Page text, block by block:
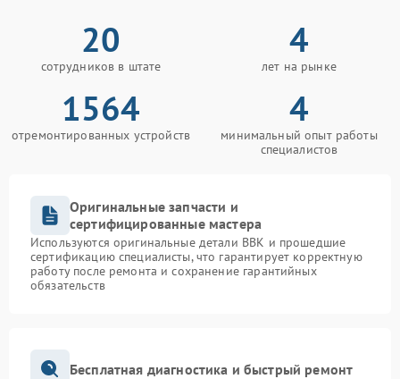
20
сотрудников в штате
4
лет на рынке
1564
отремонтированных устройств
4
минимальный опыт работы
специалистов
Оригинальные запчасти и
сертифицированные мастера
Используются оригинальные детали BBK и прошедшие
сертификацию специалисты, что гарантирует корректную
работу после ремонта и сохранение гарантийных
обязательств
Бесплатная диагностика и быстрый ремонт